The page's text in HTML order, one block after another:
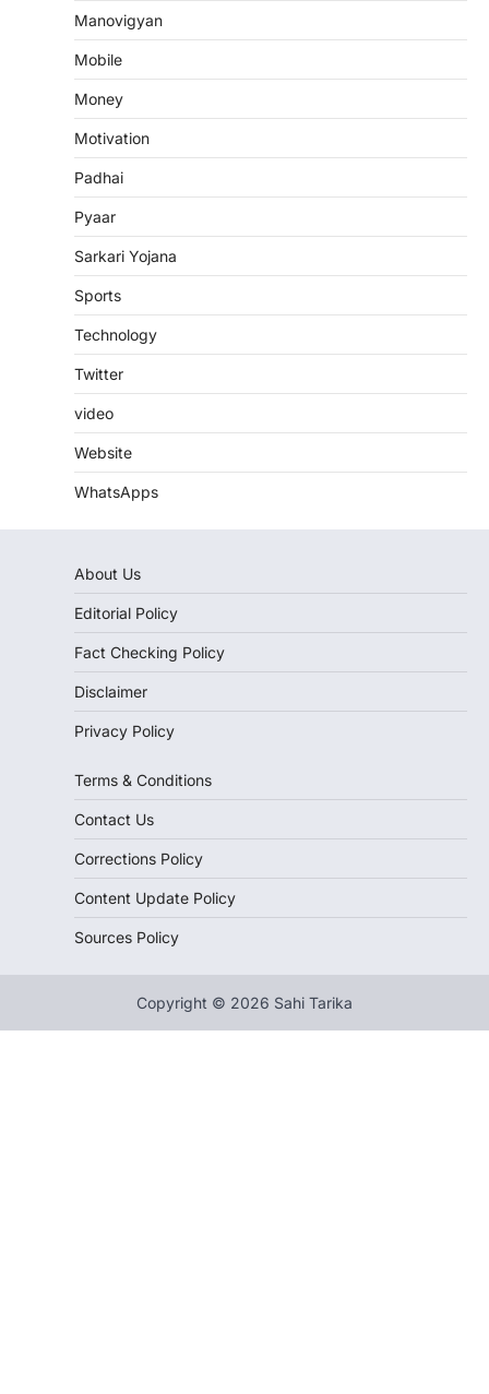
Manovigyan
Mobile
Money
Motivation
Padhai
Pyaar
Sarkari Yojana
Sports
Technology
Twitter
video
Website
WhatsApps
About Us
Editorial Policy
Fact Checking Policy
Disclaimer
Privacy Policy
Terms & Conditions
Contact Us
Corrections Policy
Content Update Policy
Sources Policy